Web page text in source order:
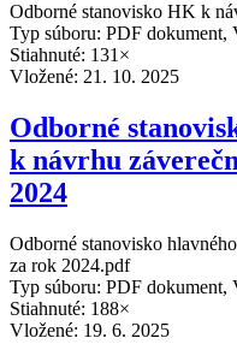
Odborné stanovisko HK k
Typ súboru: PDF
Stiahnuté: 131×
Vložené: 21. 10. 2025
Odborné
k návrhu
2024
Odborné stanovisko
za rok 2024.pdf
Typ súboru: PDF
Stiahnuté: 188×
Vložené: 19. 6. 2025